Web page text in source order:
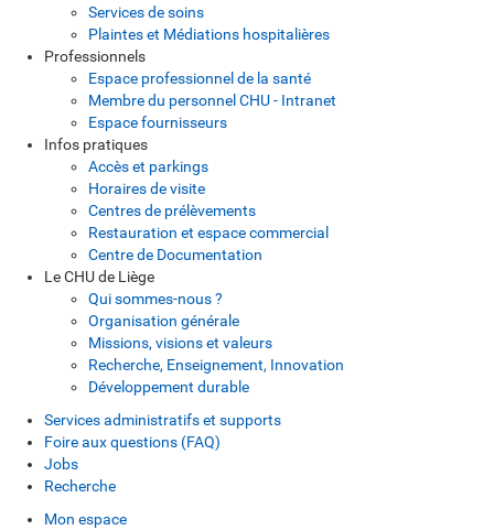
Services de soins
Plaintes et Médiations hospitalières
Professionnels
Espace professionnel de la santé
Membre du personnel CHU - Intranet
Espace fournisseurs
Infos pratiques
Accès et parkings
Horaires de visite
Centres de prélèvements
Restauration et espace commercial
Centre de Documentation
Le CHU de Liège
Qui sommes-nous ?
Organisation générale
Missions, visions et valeurs
Recherche, Enseignement, Innovation
Développement durable
Services administratifs et supports
Foire aux questions (FAQ)
Jobs
Recherche
Mon espace